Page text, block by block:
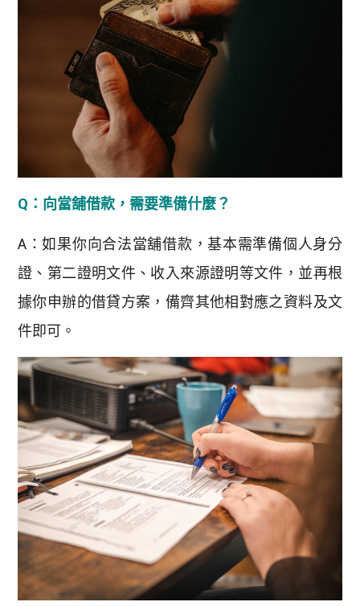
Q：向當舖借款，需要準備什麼？
A：如果你向合法當舖借款，基本需準備個人身分
證、第二證明文件、收入來源證明等文件，並再根
據你申辦的借貸方案，備齊其他相對應之資料及文
件即可。